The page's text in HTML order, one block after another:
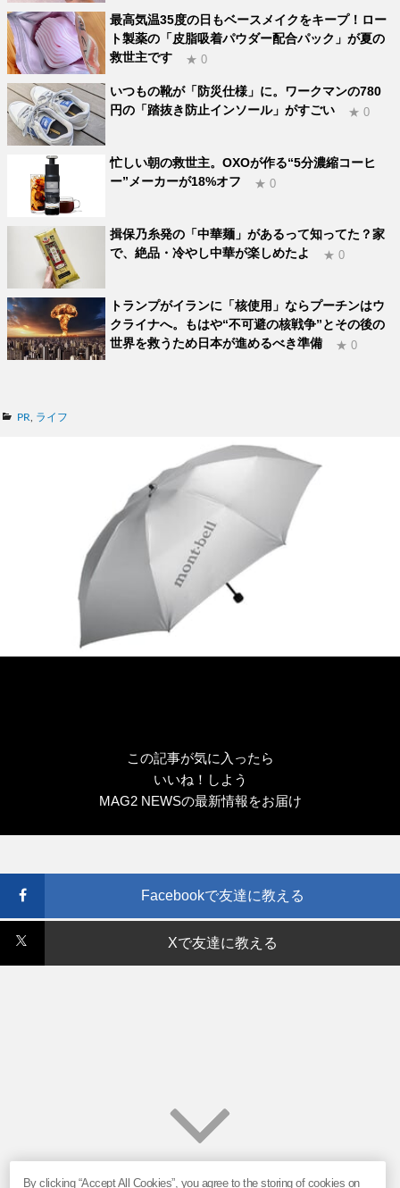
最高気温35度の日もベースメイクをキープ！ロー
ト製薬の「皮脂吸着パウダー配合パック」が夏の
救世主です
★ 0
いつもの靴が「防災仕様」に。ワークマンの780
円の「踏抜き防止インソール」がすごい
★ 0
忙しい朝の救世主。OXOが作る“5分濃縮コーヒ
ー”メーカーが18%オフ
★ 0
揖保乃糸発の「中華麺」があるって知ってた？家
で、絶品・冷やし中華が楽しめたよ
★ 0
トランプがイランに「核使用」ならプーチンはウ
クライナへ。もはや“不可避の核戦争”とその後の
世界を救うため日本が進めるべき準備
★ 0
カ
PR ライフ
この記事が気に入ったら
いいね！しよう
MAG2 NEWSの最新情報をお届け
Facebookで友達に教える
Xで友達に教える
By clicking “Accept All Cookies”, you agree to the storing of cookies on